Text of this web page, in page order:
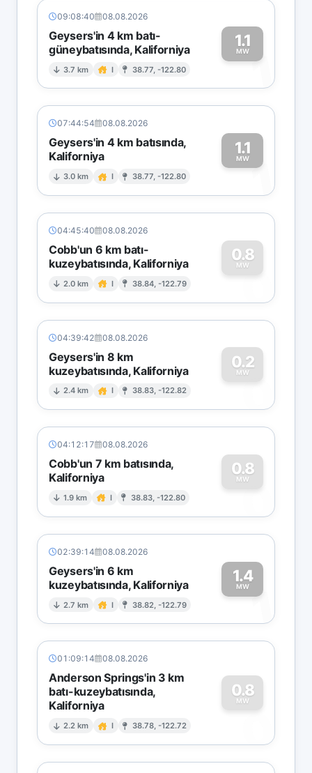
09:08:40 08.08.2026
Geysers'in 4 km batı-
güneybatısında, Kaliforniya
3.7 km I 38.77, -122.80
1.1
MW1
07:44:54 08.08.2026
Geysers'in 4 km batısında,
Kaliforniya
3.0 km I 38.77, -122.80
1.1
MW1
04:45:40 08.08.2026
Cobb'un 6 km batı-
kuzeybatısında, Kaliforniya
2.0 km I 38.84, -122.79
0.8
MW
0
04:39:42 08.08.2026
Geysers'in 8 km
kuzeybatısında, Kaliforniya
2.4 km I 38.83, -122.82
0.2
MW
0
04:12:17 08.08.2026
Cobb'un 7 km batısında,
Kaliforniya
1.9 km I 38.83, -122.80
0.8
MW
0
02:39:14 08.08.2026
Geysers'in 6 km
kuzeybatısında, Kaliforniya
2.7 km I 38.82, -122.79
1.4
MW1
01:09:14 08.08.2026
Anderson Springs'in 3 km
batı-kuzeybatısında,
Kaliforniya
2.2 km I 38.78, -122.72
0.8
MW
0